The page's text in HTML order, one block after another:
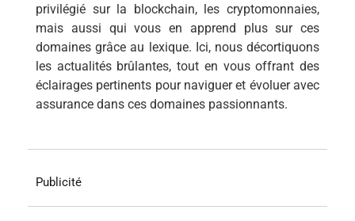
privilégié sur la blockchain, les cryptomonnaies,
mais aussi qui vous en apprend plus sur ces
domaines grâce au lexique. Ici, nous décortiquons
les actualités brûlantes, tout en vous offrant des
éclairages pertinents pour naviguer et évoluer avec
assurance dans ces domaines passionnants.
Publicité